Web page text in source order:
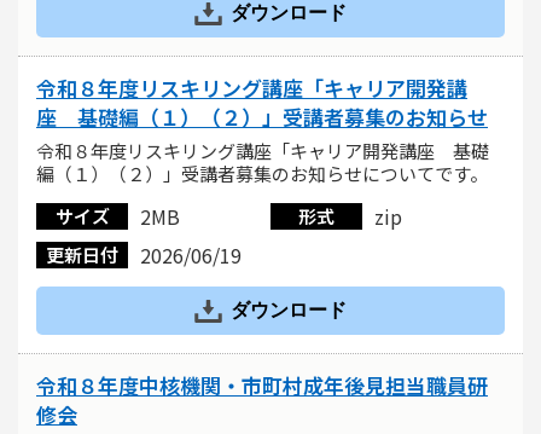
ダウンロード
令和８年度リスキリング講座「キャリア開発講
座 基礎編（１）（２）」受講者募集のお知らせ
令和８年度リスキリング講座「キャリア開発講座 基礎
編（１）（２）」受講者募集のお知らせについてです。
サイズ
2MB 形式 zip
更新日付 2026/06/19
ダウンロード
令和８年度中核機関・市町村成年後見担当職員研
修会